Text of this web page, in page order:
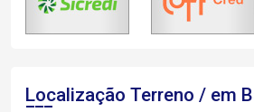
Localização Terreno / em